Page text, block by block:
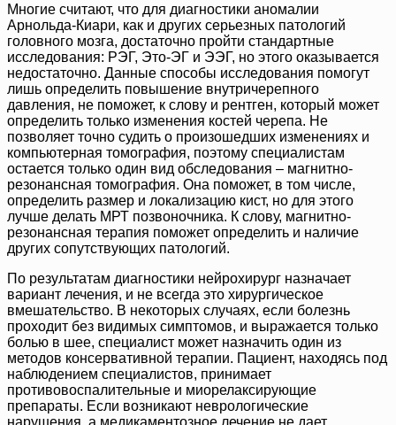
Многие считают, что для диагностики аномалии
Арнольда-Киари, как и других серьезных патологий
головного мозга, достаточно пройти стандартные
исследования: РЭГ, Это-ЭГ и ЭЭГ, но этого оказывается
недостаточно. Данные способы исследования помогут
лишь определить повышение внутричерепного
давления, не поможет, к слову и рентген, который может
определить только изменения костей черепа. Не
позволяет точно судить о произошедших изменениях и
компьютерная томография, поэтому специалистам
остается только один вид обследования – магнитно-
резонансная томография. Она поможет, в том числе,
определить размер и локализацию кист, но для этого
лучше делать МРТ позвоночника. К слову, магнитно-
резонансная терапия поможет определить и наличие
других сопутствующих патологий.
По результатам диагностики нейрохирург назначает
вариант лечения, и не всегда это хирургическое
вмешательство. В некоторых случаях, если болезнь
проходит без видимых симптомов, и выражается только
болью в шее, специалист может назначить один из
методов консервативной терапии. Пациент, находясь под
наблюдением специалистов, принимает
противовоспалительные и миорелаксирующие
препараты. Если возникают неврологические
нарушения, а медикаментозное лечение не дает